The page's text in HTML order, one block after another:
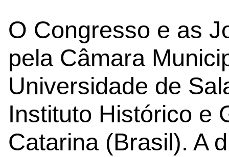
O Congresso e as
pela Câmara
Universidade de
Instituto Histórico e
Catarina (Brasil). A